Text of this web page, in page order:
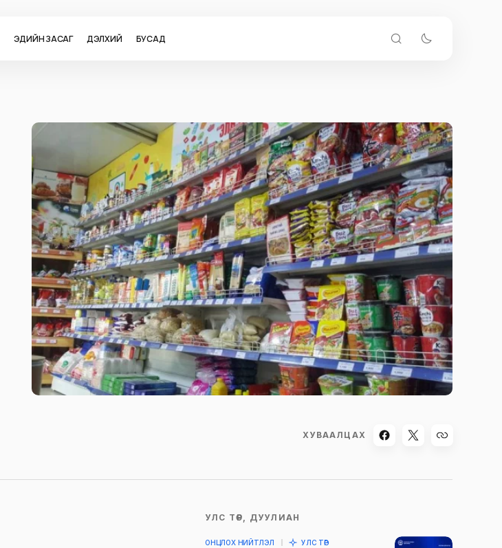
ЭДИЙН ЗАСАГ ДЭЛХИЙ БУСАД
ХУВААЛЦАХ
УЛС ТӨР, ДУУЛИАН
ОНЦЛОХ НИЙТЛЭЛ УЛС ТӨР